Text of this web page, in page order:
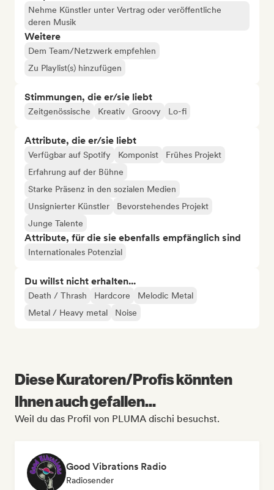
Nehme Künstler unter Vertrag oder veröffentliche
deren Musik
Weitere
Dem Team/Netzwerk empfehlen
Zu Playlist(s) hinzufügen
Stimmungen, die er/sie liebt
Zeitgenössische Kreativ Groovy Lo-fi
Attribute, die er/sie liebt
Verfügbar auf Spotify Komponist
Frühes Projekt
Erfahrung auf der Bühne
Starke Präsenz in den sozialen Medien
Unsignierter Künstler
Bevorstehendes Projekt
Junge Talente
Attribute, für die sie ebenfalls empfänglich sind
Internationales Potenzial
Du willst nicht erhalten...
Death / Thrash Hardcore
Melodic Metal
Metal / Heavy metal
Noise
Diese Kuratoren/Profis könnten
Ihnen auch gefallen...
Weil du das Profil von PLUMA dischi besuchst.
Good Vibrations Radio
Radiosender